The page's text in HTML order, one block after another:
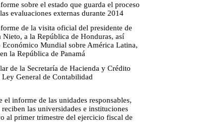
sobre el estado que guarda el proceso
evaluaciones externas durante 2014
de la visita oficial del presidente de
a la República de Honduras, así
Mundial sobre América Latina,
la República de Panamá
de la Secretaría de Hacienda y Crédito
General de Contabilidad
informe de las unidades responsables,
las universidades e instituciones
al primer trimestre del ejercicio fiscal de